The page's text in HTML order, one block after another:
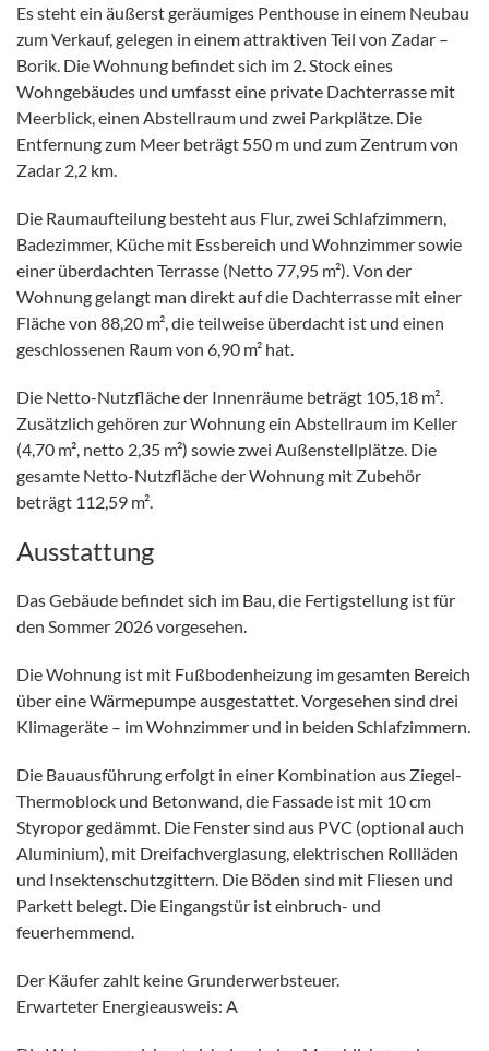
Es steht ein äußerst geräumiges Penthouse in einem Neubau
zum Verkauf, gelegen in einem attraktiven Teil von Zadar –
Borik. Die Wohnung befindet sich im 2. Stock eines
Wohngebäudes und umfasst eine private Dachterrasse mit
Meerblick, einen Abstellraum und zwei Parkplätze. Die
Entfernung zum Meer beträgt 550 m und zum Zentrum von
Zadar 2,2 km.
Die Raumaufteilung besteht aus Flur, zwei Schlafzimmern,
Badezimmer, Küche mit Essbereich und Wohnzimmer sowie
einer überdachten Terrasse (Netto 77,95 m²). Von der
Wohnung gelangt man direkt auf die Dachterrasse mit einer
Fläche von 88,20 m², die teilweise überdacht ist und einen
geschlossenen Raum von 6,90 m² hat.
Die Netto-Nutzfläche der Innenräume beträgt 105,18 m².
Zusätzlich gehören zur Wohnung ein Abstellraum im Keller
(4,70 m², netto 2,35 m²) sowie zwei Außenstellplätze. Die
gesamte Netto-Nutzfläche der Wohnung mit Zubehör
beträgt 112,59 m².
Ausstattung
Das Gebäude befindet sich im Bau, die Fertigstellung ist für
den Sommer 2026 vorgesehen.
Die Wohnung ist mit Fußbodenheizung im gesamten Bereich
über eine Wärmepumpe ausgestattet. Vorgesehen sind drei
Klimageräte – im Wohnzimmer und in beiden Schlafzimmern.
Die Bauausführung erfolgt in einer Kombination aus Ziegel-
Thermoblock und Betonwand, die Fassade ist mit 10 cm
Styropor gedämmt. Die Fenster sind aus PVC (optional auch
Aluminium), mit Dreifachverglasung, elektrischen Rollläden
und Insektenschutzgittern. Die Böden sind mit Fliesen und
Parkett belegt. Die Eingangstür ist einbruch- und
feuerhemmend.
Der Käufer zahlt keine Grunderwerbsteuer.
Erwarteter Energieausweis: A